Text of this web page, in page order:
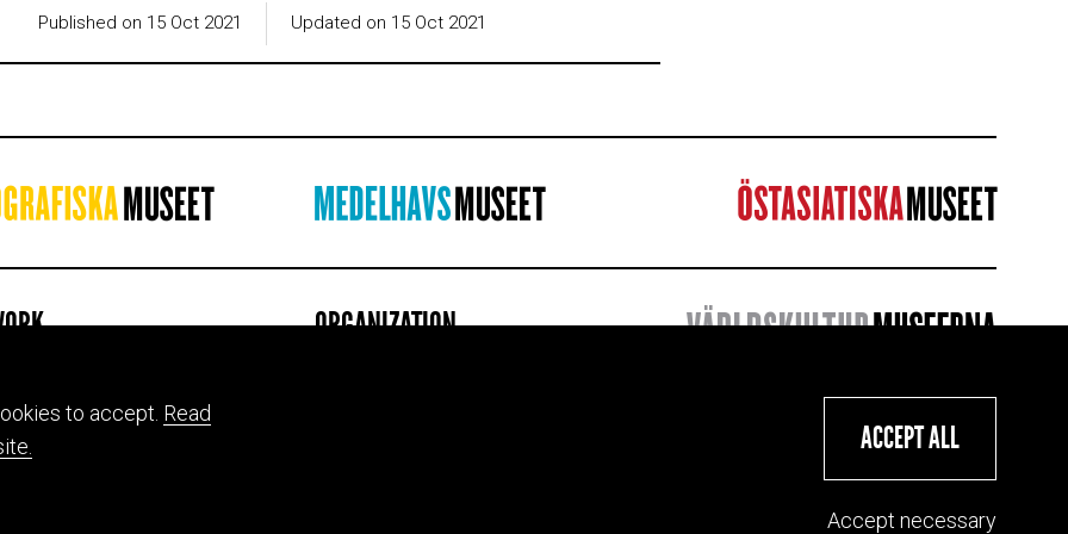
to accept. Read
ACCEPT ALL
Accept necessary
Published on 15 Oct 2021 Updated on 15 Oct 2021
the website
ORGANIZATION